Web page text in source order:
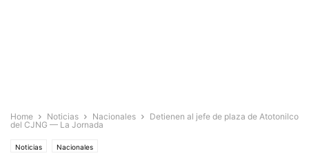
Home Noticias Nacionales
Detienen al jefe de plaza de Atotonilco
del CJNG — La Jornada
Noticias Nacionales